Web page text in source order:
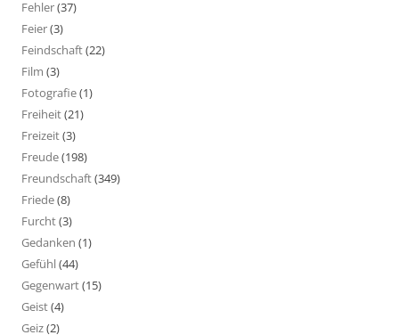
Fehler(37)
Feier(3)
Feindschaft(22)
Film (3)
Fotografie(1)
Freiheit(21)
Freizeit(3)
Freude(198)
Freundschaft(349)
Friede(8)
Furcht(3)
Gedanken (1)
Gefühl(44)
Gegenwart(15)
Geist(4)
Geiz(2)